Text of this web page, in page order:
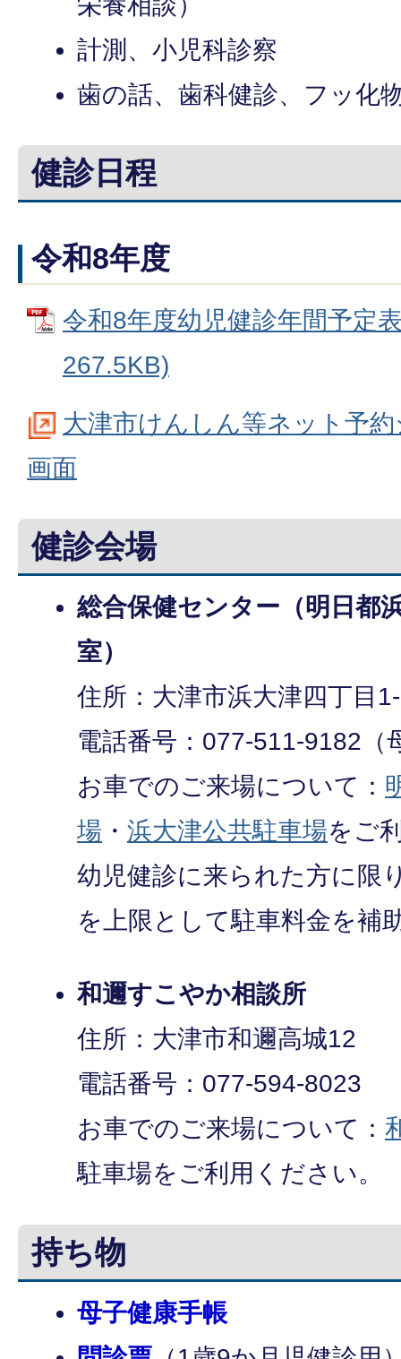
計測、小児科診察
歯の話、歯科健診、フッ化
健診日程
令和8年度
令和8年度幼児健診年間予定
267.5KB)
大津市けんしん等ネット予
画面
健診会場
総合保健センター（明日都
室）
住所：大津市浜大津四丁目
電話番号：077-511-9182（
お車でのご来場について：
場 ・ 浜大津公共駐車場をご
幼児健診に来られた方に限
を上限として駐車料金を補
和邇すこやか相談所
住所：大津市和邇高城12
電話番号：077-594-8023
お車でのご来場について：
駐車場をご利用ください。
持ち物
母子健康手帳